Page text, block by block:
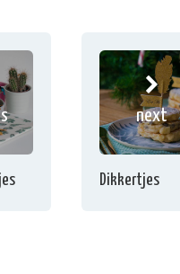
next
Dikkertjes